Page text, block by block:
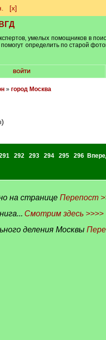
[х]
умелых помощников в
определить по старой
ВОЙТИ
» город Москва
292 293 294 295 296
на странице Перепост
Смотрим здесь >>>>
деления Москвы